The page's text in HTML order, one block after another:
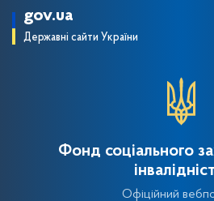
gov.ua
Державні сайти України
Фонд соціального
Офіційний